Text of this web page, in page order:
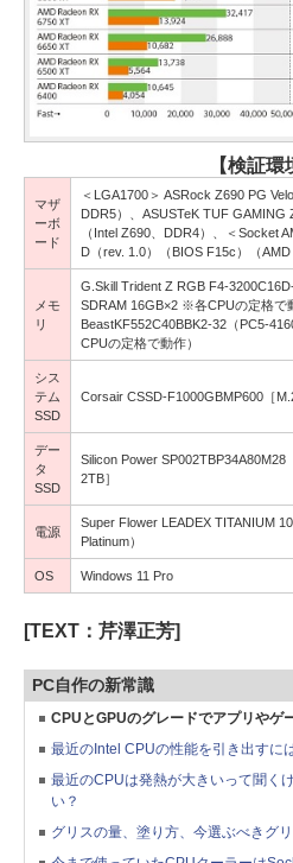
【検証環
マザ
ーボ
ード
＜LGA1700＞ ASRock Z690 PG
DDR5）、ASUSTeK TUF GAMING
（Intel Z690、DDR4）、＜Socket
D（rev. 1.0）（BIOS F15c）（AMD
メモ
リ
G.Skill Trident Z RGB F4-
SDRAM 16GB×2 ※各CPUの定格で
BeastKF552C40BBK2-32（PC5-
CPUの定格で動作）
シス
テム
SSD
Corsair CSSD-F1000GBMP600［
デー
タ
SSD
Silicon Power SP002TBP34A80M28
2TB］
電源
Super Flower LEADEX TITANIUM
Platinum）
OS Windows 11 Pro
[TEXT：芹澤正芳]
PC自作の新常識
CPUとGPUのグレードでアプリやゲ
最近のIntel CPUの性能を引き出すに
最近のCPUは発熱が大きいって聞く
い？
グリスの量、塗り方、今選ぶべきグ